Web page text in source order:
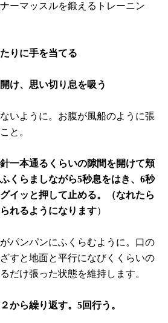
ーマッスルを鍛えるトレーニン
りに手を当てる
け、思い切り息を吸う
いように。お腹が風船のように張
と。
一本通るくらいの隙間を開けて頬
くらましながら5秒息をはき、6秒
イッと押して止める。（なれたら
れるようになります）
パンパンにふくらむように。口の
すと地面と平行になびくくらいの
だけ張った状態を維持します。
から繰り返す。5回行う。